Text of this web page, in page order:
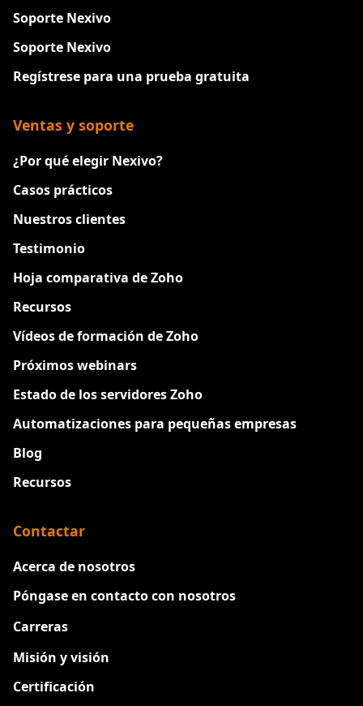
Soporte Nexivo
Soporte Nexivo
Regístrese para una prueba gratuita
Ventas y soporte
¿Por qué elegir Nexivo?
Casos prácticos
Nuestros clientes
Testimonio
Hoja comparativa de Zoho
Recursos
Vídeos de formación de Zoho
Próximos webinars
Estado de los servidores Zoho
Automatizaciones para pequeñas empresas
Blog
Recursos
Contactar
Acerca de nosotros
Póngase en contacto con nosotros
Carreras
Misión y visión
Certificación